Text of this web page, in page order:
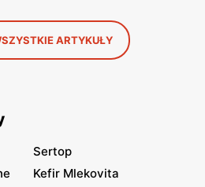
ARTYKUŁY
Sertop
Kefir Mlekovita